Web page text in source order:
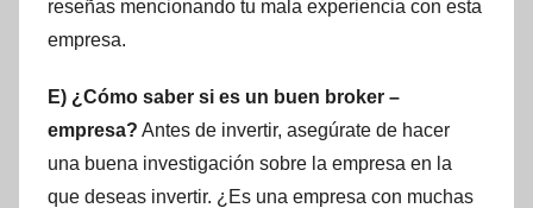
reseñas mencionando tu mala experiencia con esta
empresa.
E) ¿Cómo saber si es un buen broker –
empresa? Antes de invertir, asegúrate de hacer
una buena investigación sobre la empresa en la
que deseas invertir. ¿Es una empresa con muchas